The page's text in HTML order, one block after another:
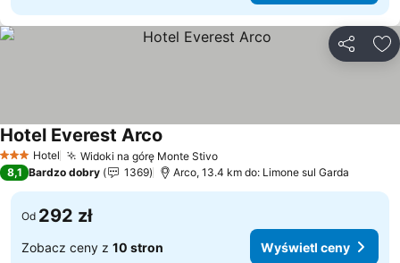
3 Kategoria
Hotel Widoki na górę Monte Stivo
Hotel Everest Arco
8,1 Bardzo dobry 1369 Arco, 13.4 km do: Limone sul Garda
Od 292 zł
Zobacz ceny z 10 stron Wyświetl ceny